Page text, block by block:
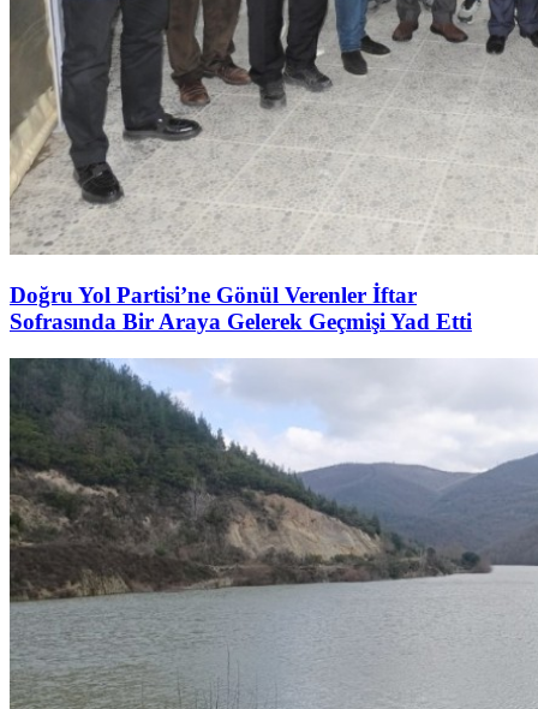
Doğru Yol Partisi’ne Gönül Verenler İftar
Sofrasında Bir Araya Gelerek Geçmişi Yad Etti